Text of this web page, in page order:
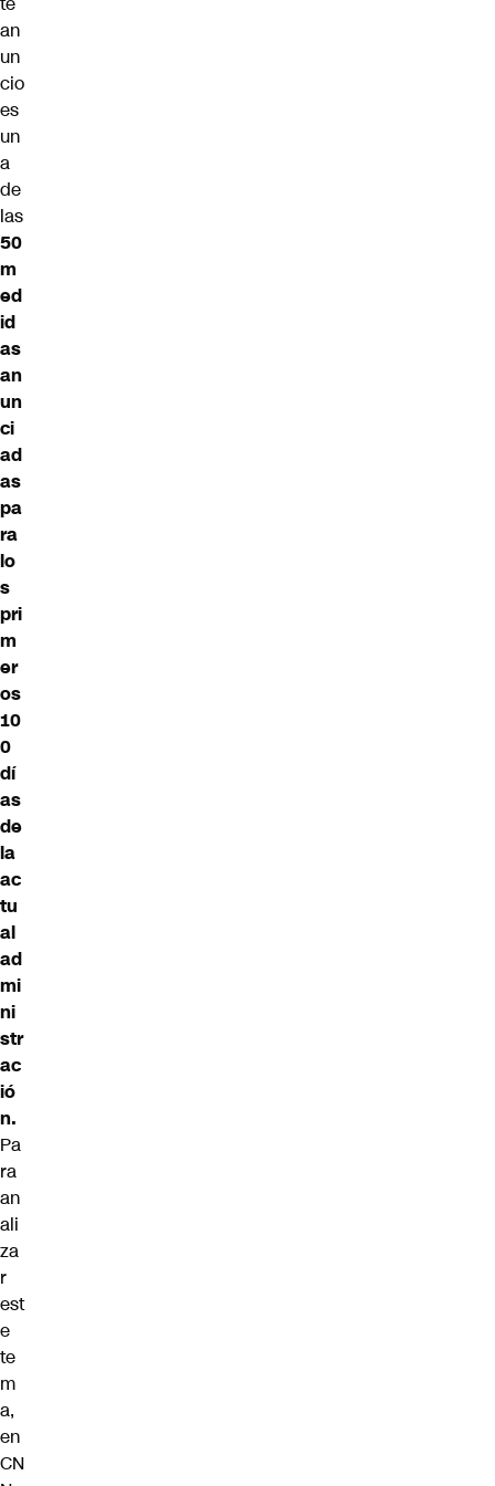
an
un
cio
es
un
a
de
las
50
m
ed
id
as
an
un
ci
ad
as
pa
ra
lo
s
pri
m
er
os
10
0
dí
as
de
la
ac
tu
al
ad
mi
ni
str
ac
ió
n.
Pa
ra
an
ali
za
r
est
e
te
m
a,
en
CN